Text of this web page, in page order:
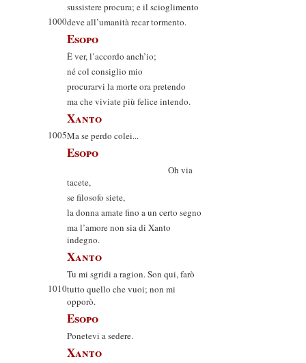
sussistere procura; e il scioglimento
1000deve all’umanità recar tormento.
Esopo
È ver, l’accordo anch’io;
né col consiglio mio
procurarvi la morte ora pretendo
ma che viviate più felice intendo.
Xanto
1005Ma se perdo colei...
Esopo
Oh via
tacete,
se filosofo siete,
la donna amate fino a un certo segno
ma l’amore non sia di Xanto
indegno.
Xanto
Tu mi sgridi a ragion. Son qui, farò
1010tutto quello che vuoi; non mi
opporò.
Esopo
Ponetevi a sedere.
Xanto